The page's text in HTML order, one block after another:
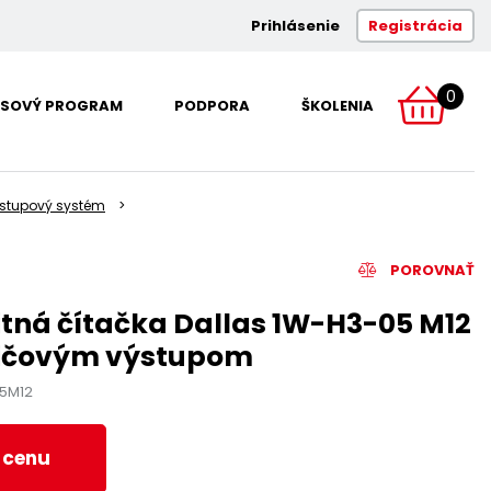
Prihlásenie Registrácia
PROGRAM PODPORA ŠKOLENIA 0
systém
POROVNAŤ
čítačka Dallas 1W-H3-05 M12
výstupom